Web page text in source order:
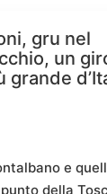
gru nel
un
grande
e
della